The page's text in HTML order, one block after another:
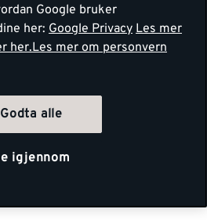
Google bruker
her: Google Privacy Les mer
her.Les mer om personvern
Godta alle
igjennom